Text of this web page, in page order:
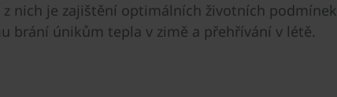
nich je zajištění optimálních životních podmínek
brání únikům tepla v zimě a přehřívání v létě.